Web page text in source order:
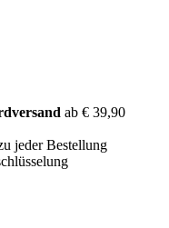
ab € 39,90
jeder Bestellung